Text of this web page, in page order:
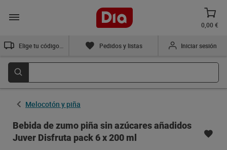
0,00 €
Pedidos y listas Iniciar sesión
Melocotón y piña
Bebida de zumo piña sin azúcares añadidos
Juver Disfruta pack 6 x 200 ml